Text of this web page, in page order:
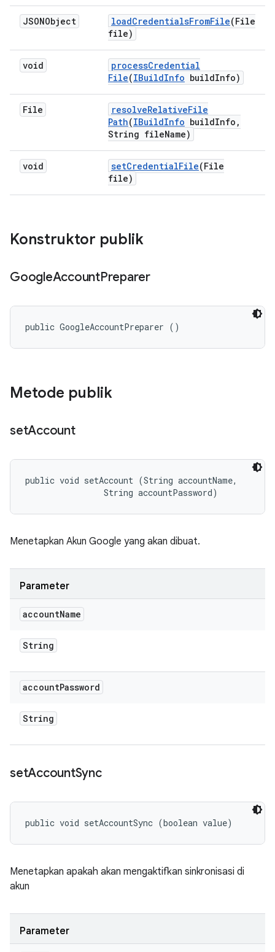
JSONObject loadCredentialsFromFile(File
file)
void processCredential
File(IBuildInfo buildInfo)
File resolveRelativeFile
Path(IBuildInfo buildInfo ,
String fileName)
void setCredentialFile(File
file)
Konstruktor publik
GoogleAccountPreparer
public GoogleAccountPreparer ()
Metode publik
setAccount
public void setAccount (String accountName,
                String accountPassword)
Menetapkan Akun Google yang akan dibuat.
Parameter
accountName
String
accountPassword
String
setAccountSync
public void setAccountSync (boolean value)
Menetapkan apakah akan mengaktifkan sinkronisasi di
akun
Parameter